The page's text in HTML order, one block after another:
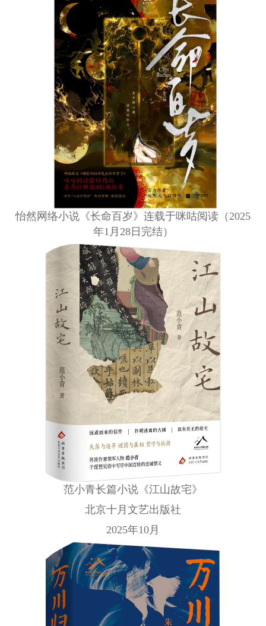
怡然网络小说《长命百岁》连载于咪咕阅读（2025
年1月28日完结）
范小青长篇小说《江山故宅》
北京十月文艺出版社
2025年10月